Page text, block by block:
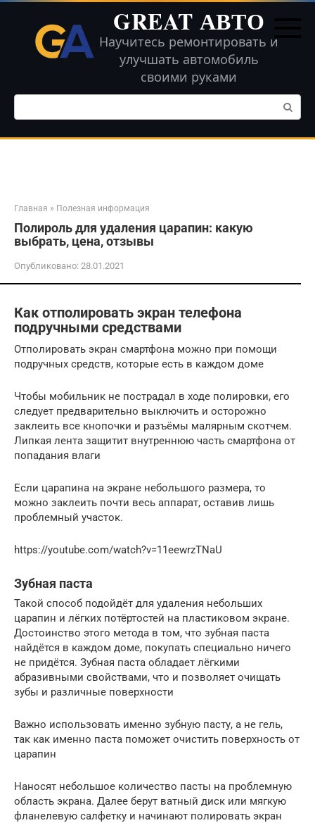
Перейти
контенту
GREAT АВТО
Научитесь ремонтировать и
улучшать автомобиль
своими руками
Поиск:
Главная » Полезная информация
Полироль для удаления царапин: какую
выбрать, цена, отзывы
Опубликовано: 28.01.2021
Как отполировать экран телефона
подручными средствами
Отполировать экран смартфона можно при помощи
подручных средств, которые есть в каждом доме
Чтобы мобильник не пострадал в ходе полировки, его
следует предварительно выключить и осторожно
заклеить все кнопочки и разъёмы малярным скотчем.
Липкая лента защитит внутреннюю часть смартфона от
попадания влаги
Если царапина на экране небольшого размера, то
можно заклеить почти весь аппарат, оставив лишь
проблемный участок.
https://youtube.com/watch?v=11eewrzTNaU
Зубная паста
Такой способ подойдёт для удаления небольших
царапин и лёгких потёртостей на пластиковом экране.
Достоинство этого метода в том, что зубная паста
найдётся в каждом доме, покупать специально ничего
не придётся. Зубная паста обладает лёгкими
абразивными свойствами, что и позволяет очищать
зубы и различные поверхности
Важно использовать именно зубную пасту, а не гель,
так как именно паста поможет очистить поверхность от
царапин
Наносят небольшое количество пасты на проблемную
область экрана. Далее берут ватный диск или мягкую
фланелевую салфетку и начинают полировать экран